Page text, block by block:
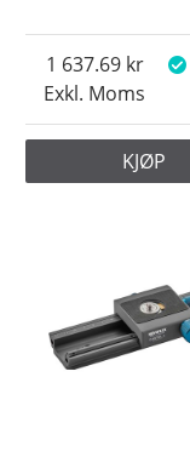
Exkl. Moms
1 637.69
KJØP